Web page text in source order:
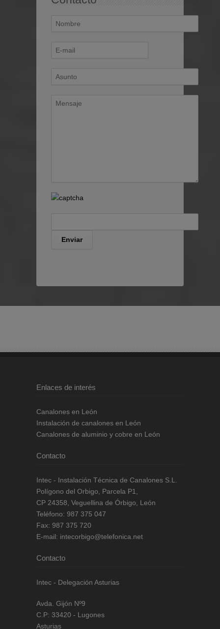
Enlaces de interés
Canalones en León
Instalación de canalones en León
Canalones de aluminio y cobre en León
Contacto
Intec - Instalación Técnica de Canalones S.L.
Polígono del Orbigo, Parcela P1
CP 24358 Veguellina de Órbigo, León
Teléfono: 987 375 047
Fax: 987 375 720
E-mail: intecorbigo@telefonica.net
Contacto
Intec - Delegación Asturias
Avda. Gijón Nº9
C.P: 33420 - Lugones
Asturias